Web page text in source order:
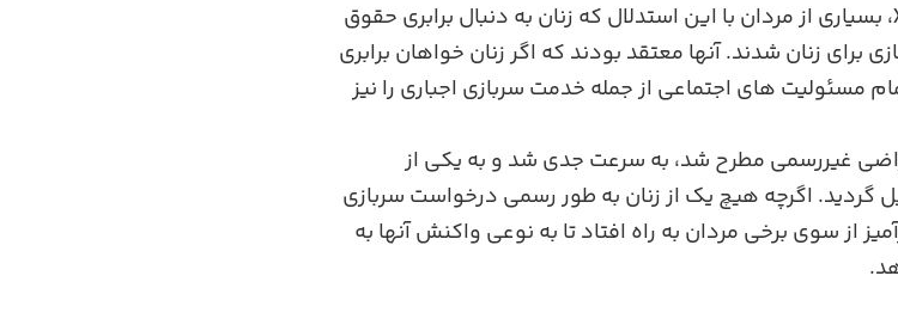
در شبکه‌ های اجتماعی به‌ ویژه در پلتفرم X، بسیاری از مردان با این استدلال که زنان به ‌دنبال برابری حقوق
برای زنان شدند. آنها معتقد بودند که اگر زنان خواهان برابری
مسئولیت‌ های اجتماعی از جمله خدمت سربازی اجباری را نیز
غیررسمی مطرح شد، به ‌سرعت جدی شد و به یکی از
اگرچه هیچ ‌یک از زنان به ‌طور رسمی درخواست سربازی
از سوی برخی مردان به راه افتاد تا به نوعی واکنش آنها به